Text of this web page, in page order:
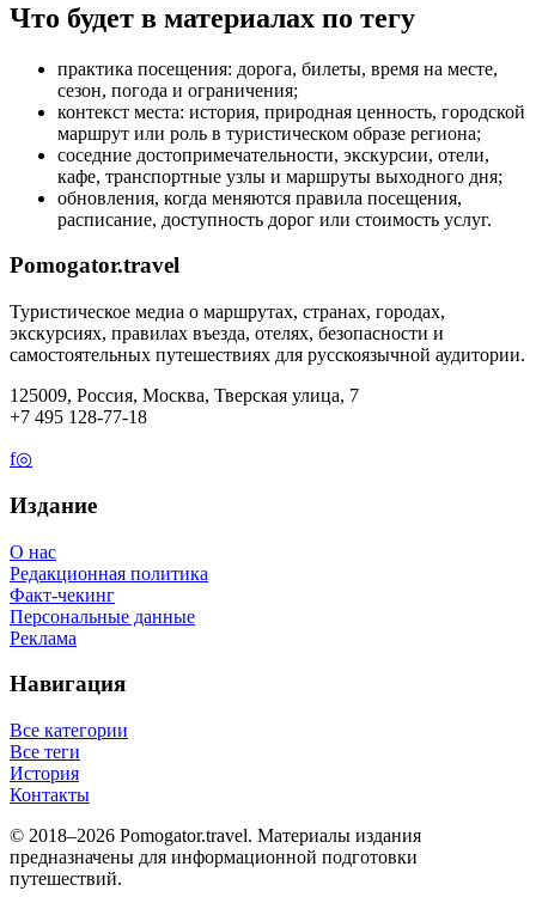
Что будет в материалах по тегу
практика посещения: дорога, билеты, время на месте,
сезон, погода и ограничения;
контекст места: история, природная ценность, городской
маршрут или роль в туристическом образе региона;
соседние достопримечательности, экскурсии, отели,
кафе, транспортные узлы и маршруты выходного дня;
обновления, когда меняются правила посещения,
расписание, доступность дорог или стоимость услуг.
Pomogator.travel
Туристическое медиа о маршрутах, странах, городах,
экскурсиях, правилах въезда, отелях, безопасности и
самостоятельных путешествиях для русскоязычной аудитории.
125009, Россия, Москва, Тверская улица, 7
+7 495 128-77-18
f◎
Издание
О нас
Редакционная политика
Факт-чекинг
Персональные данные
Реклама
Навигация
Все категории
Все теги
История
Контакты
© 2018–2026 Pomogator.travel. Материалы издания
предназначены для информационной подготовки
путешествий.